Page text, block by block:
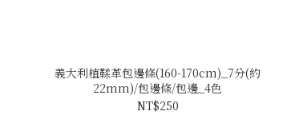
義大利植鞣革包邊條(160-170cm)_7分(約
22mm)/包邊條/包邊_4色
NT$250